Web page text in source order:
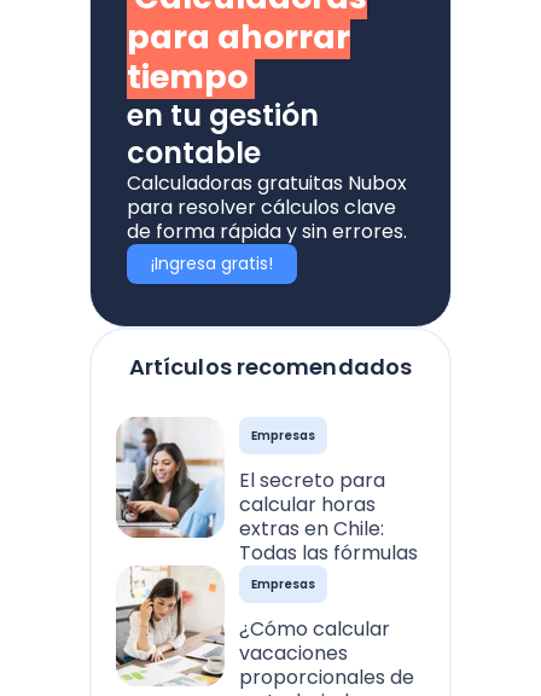
Artículos recomendados
Empresas
El secreto para
calcular horas
extras en Chile:
Todas las fórmulas
Empresas
¿Cómo calcular
vacaciones
proporcionales de
para ahorrar
tiempo
en tu gestión
contable
Calculadoras gratuitas Nubox
para resolver cálculos clave
de forma rápida y sin errores.
¡Ingresa gratis!